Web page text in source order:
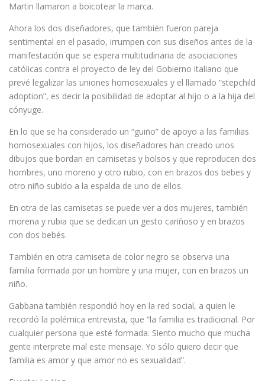
Martin llamaron a boicotear la marca.
Ahora los dos diseñadores, que también fueron pareja
sentimental en el pasado, irrumpen con sus diseños antes de la
manifestación que se espera multitudinaria de asociaciones
católicas contra el proyecto de ley del Gobierno italiano que
prevé legalizar las uniones homosexuales y el llamado “stepchild
adoption”, es decir la posibilidad de adoptar al hijo o a la hija del
cónyuge.
En lo que se ha considerado un “guiño” de apoyo a las familias
homosexuales con hijos, los diseñadores han creado unos
dibujos que bordan en camisetas y bolsos y que reproducen dos
hombres, uno moreno y otro rubio, con en brazos dos bebes y
otro niño subido a la espalda de uno de ellos.
En otra de las camisetas se puede ver a dos mujeres, también
morena y rubia que se dedican un gesto cariñoso y en brazos
con dos bebés.
También en otra camiseta de color negro se observa una
familia formada por un hombre y una mujer, con en brazos un
niño.
Gabbana también respondió hoy en la red social, a quien le
recordó la polémica entrevista, que “la familia es tradicional. Por
cualquier persona que esté formada. Siento mucho que mucha
gente interprete mal este mensaje. Yo sólo quiero decir que
familia es amor y que amor no es sexualidad”.